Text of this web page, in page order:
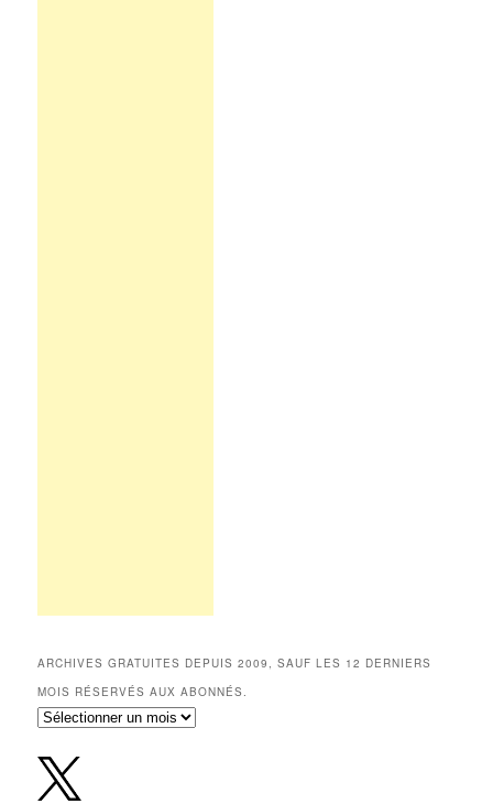
ARCHIVES GRATUITES DEPUIS 2009, SAUF LES 12 DERNIERS
MOIS RÉSERVÉS AUX ABONNÉS.
Archives
depuis
2009,
sauf